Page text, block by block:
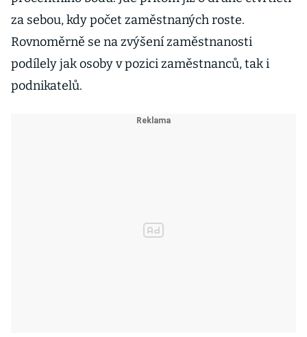
za sebou, kdy počet zaměstnaných roste.
Rovnoměrně se na zvýšení zaměstnanosti
podílely jak osoby v pozici zaměstnanců, tak i
podnikatelů.